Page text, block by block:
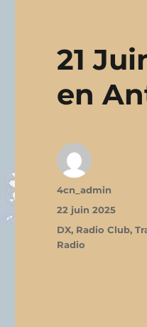
21
en
Auteur
4cn_admin
Publié
le
22 juin 2025
Catégories
DX, Radio Club,
Radio